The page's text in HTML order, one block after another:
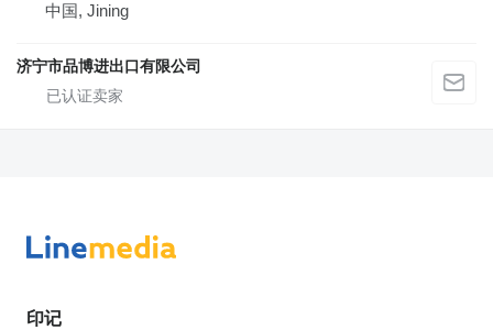
中国, Jining
济宁市品博进出口有限公司
印记